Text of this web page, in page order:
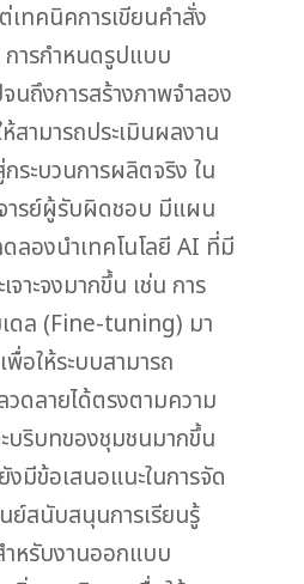
เทคนิคการเขียนคำสั่ง
ารกำหนดรูปแบบ
นถึงการสร้างภาพจำลอง
สามารถประเมินผลงาน
ระบวนการผลิตจริง ใน
ารย์ผู้รับผิดชอบ มีแผน
ลองนำเทคโนโลยี AI ที่มี
จาะจงมากขึ้น เช่น การ
ดล (Fine-tuning) มา
พื่อให้ระบบสามารถ
วดลายได้ตรงตามความ
บริบทของชุมชนมากขึ้น
มีข้อเสนอแนะในการจัด
สนับสนุนการเรียนรู้
ำหรับงานออกแบบ